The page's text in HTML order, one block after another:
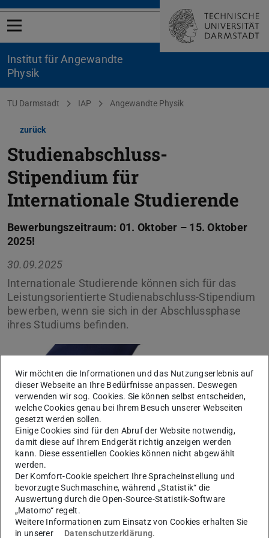
Menü öffnen
Institut für Angewandte
Physik
Sie befinden sich hier:
TU Darmstadt IAP Angewandte Physik
zurück
Studienabschluss-
Stipendium für
Internationale Studierende
Bewerbungszeitraum: 01. Oktober – 15. Oktober
2025!
30.09.2025
Internationale Studierende können sich für das
Leistungsorientierte Studienabschluss-Stipendium
bewerben, wenn sie sich in der Abschlussphase
ihres Studiums befinden.
Eine Bewerbung ist zweimal jährlich, jeweils vom 01. –
15. April und vom 01. – 15. Oktober möglich.
Wir möchten die Informationen und das Nutzungserlebnis auf
dieser Webseite an Ihre Bedürfnisse anpassen. Deswegen
verwenden wir sog. Cookies. Sie können selbst entscheiden,
welche Cookies genau bei Ihrem Besuch unserer Webseiten
gesetzt werden sollen.
Einige Cookies sind für den Abruf der Website notwendig,
damit diese auf Ihrem Endgerät richtig anzeigen werden
kann. Diese essentiellen Cookies können nicht abgewählt
werden.
Der Komfort-Cookie speichert Ihre Spracheinstellung und
bevorzugte Suchmaschine, während „Statistik“ die
Auswertung durch die Open-Source-Statistik-Software
„Matomo“ regelt.
Weitere Informationen zum Einsatz von Cookies erhalten Sie
in unserer
Datenschutzerklärung.